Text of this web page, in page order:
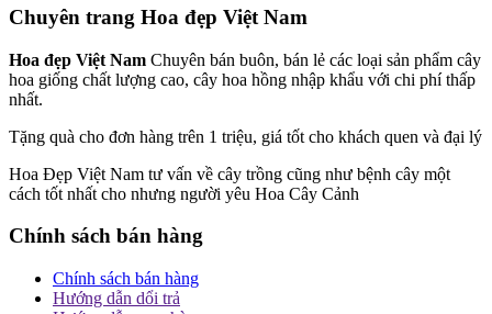
Chuyên trang Hoa đẹp Việt Nam
Hoa đẹp Việt Nam Chuyên bán buôn, bán lẻ các loại sản phẩm cây
hoa giống chất lượng cao, cây hoa hồng nhập khẩu với chi phí thấp
nhất.
Tặng quà cho đơn hàng trên 1 triệu, giá tốt cho khách quen và đại lý
Hoa Đẹp Việt Nam tư vấn về cây trồng cũng như bệnh cây một
cách tốt nhất cho nhưng người yêu Hoa Cây Cảnh
Chính sách bán hàng
Chính sách bán hàng
Hướng dẫn dổi trả